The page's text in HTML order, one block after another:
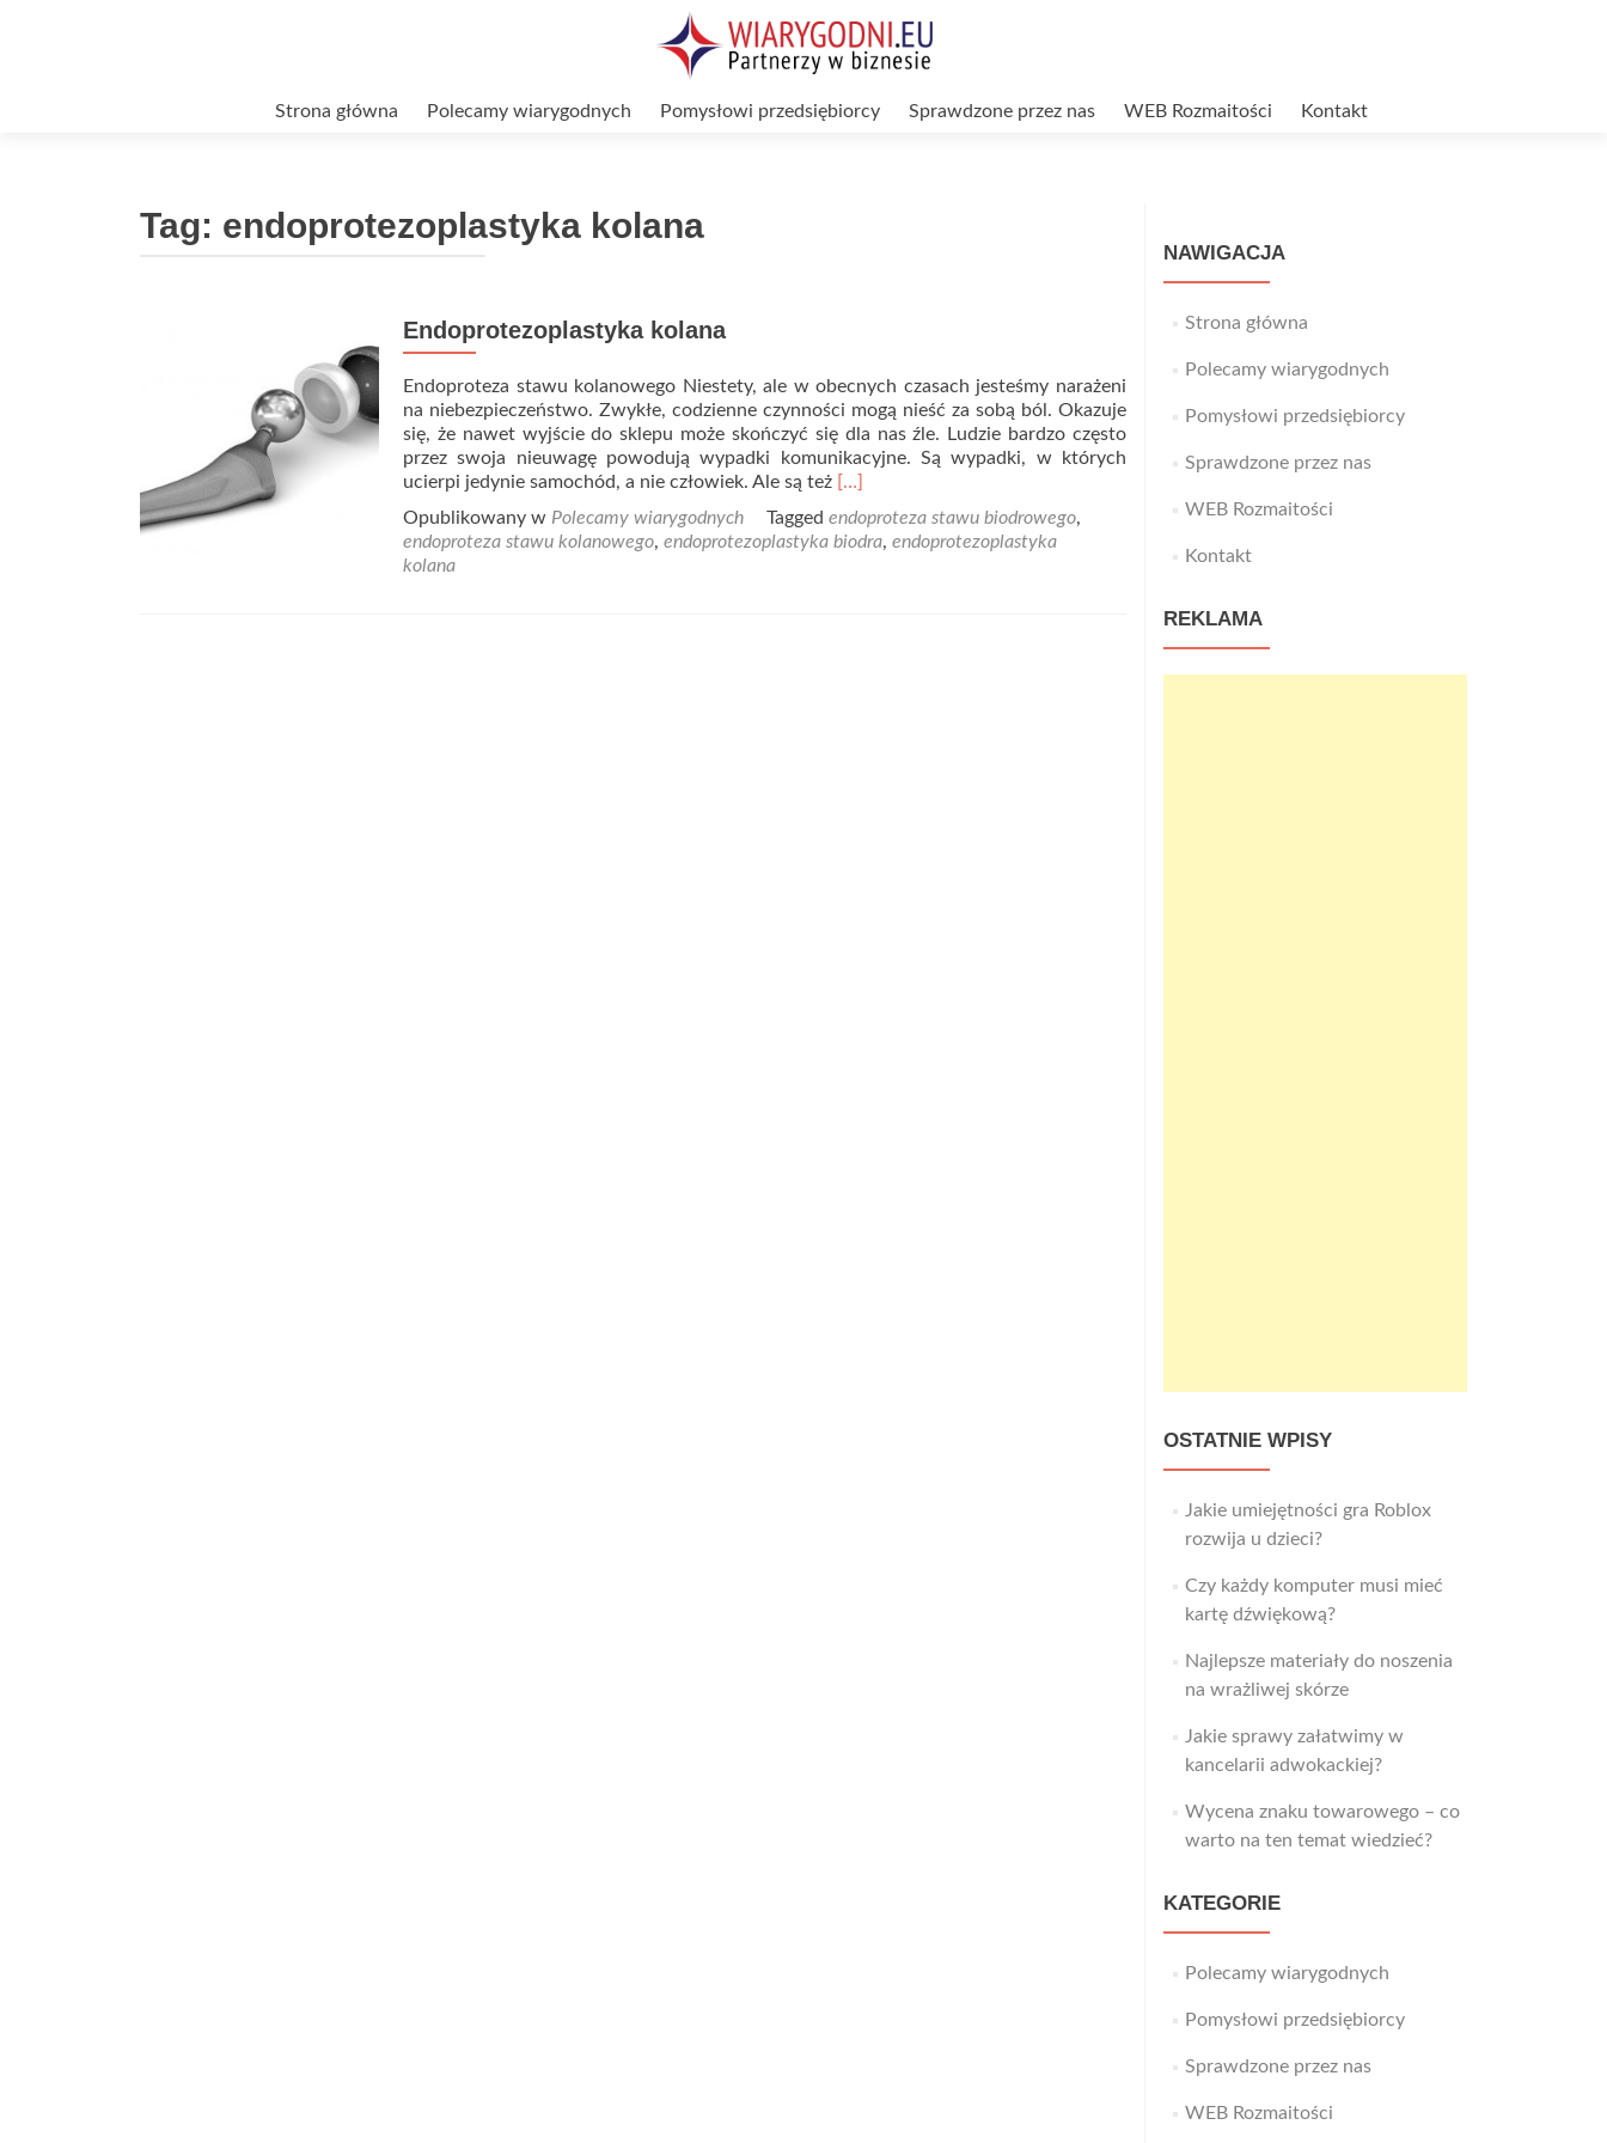
Strona główna Polecamy wiarygodnych Pomysłowi przedsiębiorcy Sprawdzone przez nas WEB Rozmaitości Kontakt
Tag: endoprotezoplastyka kolana
Endoprotezoplastyka kolana
Endoproteza stawu kolanowego Niestety, ale w obecnych czasach jesteśmy narażeni
na niebezpieczeństwo. Zwykłe, codzienne czynności mogą nieść za sobą ból. Okazuje
się, że nawet wyjście do sklepu może skończyć się dla nas źle. Ludzie bardzo często
przez swoja nieuwagę powodują wypadki komunikacyjne. Są wypadki, w których
ucierpi jedynie samochód, a nie człowiek. Ale są też Read
about
Endoprotezoplastyka
[…]
Opublikowany w Polecamy wiarygodnych Tagged endoproteza stawu biodrowego,
endoproteza stawu kolanowego, endoprotezoplastyka biodra, endoprotezoplastyka
kolana
NAWIGACJA
Strona główna
Polecamy wiarygodnych
Pomysłowi przedsiębiorcy
Sprawdzone przez nas
WEB Rozmaitości
Kontakt
REKLAMA
OSTATNIE WPISY
Jakie umiejętności gra Roblox
rozwija u dzieci?
Czy każdy komputer musi mieć
kartę dźwiękową?
Najlepsze materiały do noszenia
na wrażliwej skórze
Jakie sprawy załatwimy w
kancelarii adwokackiej?
Wycena znaku towarowego – co
warto na ten temat wiedzieć?
KATEGORIE
Polecamy wiarygodnych
Pomysłowi przedsiębiorcy
Sprawdzone przez nas
WEB Rozmaitości